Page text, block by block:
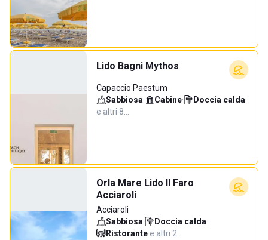
Lido Bagni Mythos
Capaccio Paestum
Sabbiosa· Cabine· Doccia calda·
e altri 8…
Orla Mare Lido Il Faro
Acciaroli
Acciaroli
Sabbiosa· Doccia calda·
Ristorante·e altri 2…